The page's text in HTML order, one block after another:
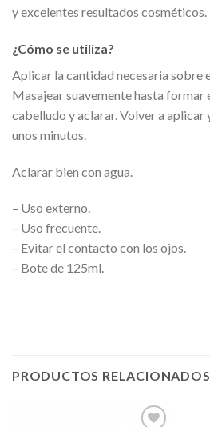
y excelentes resultados cosméticos.
¿Cómo se utiliza?
Aplicar la cantidad necesaria sobre
Masajear suavemente hasta formar
cabelludo y aclarar. Volver a aplicar
unos minutos.
Aclarar bien con agua.
– Uso externo.
– Uso frecuente.
– Evitar el contacto con los ojos.
– Bote de 125ml.
PRODUCTOS RELACIONADOS